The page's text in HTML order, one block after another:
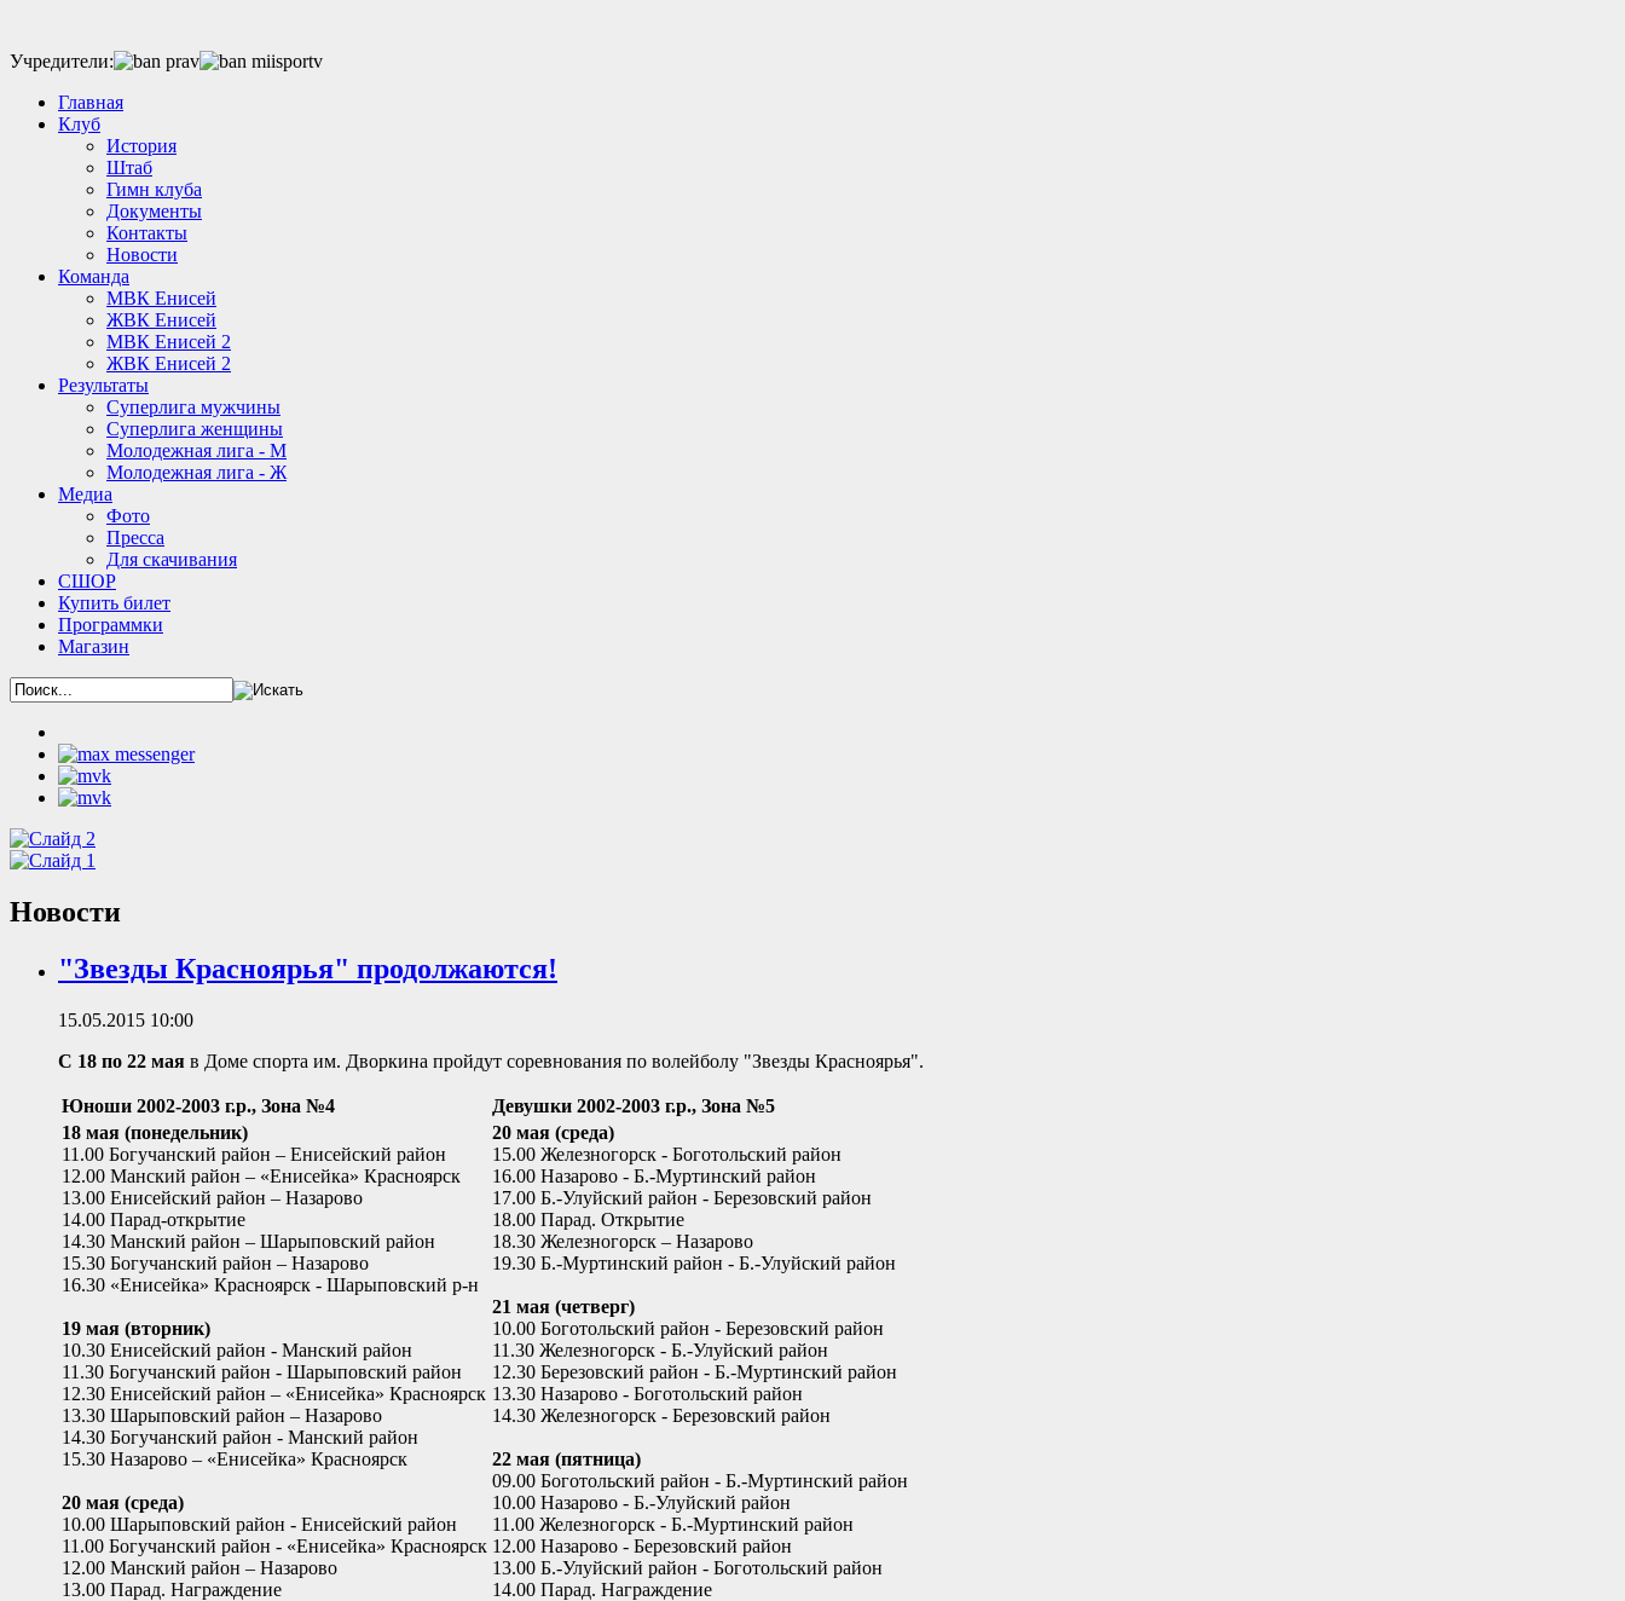
Учредители:
Главная
Клуб
История
Штаб
Гимн клуба
Документы
Контакты
Новости
Команда
МВК Енисей
ЖВК Енисей
МВК Енисей 2
ЖВК Енисей 2
Результаты
Суперлига мужчины
Суперлига женщины
Молодежная лига - М
Молодежная лига - Ж
Медиа
Фото
Пресса
Для скачивания
СШОР
Купить билет
Программки
Магазин
Новости
"Звезды Красноярья" продолжаются!
15.05.2015 10:00
С 18 по 22 мая в Доме спорта им. Дворкина пройдут соревнования по волейболу "Звезды Красноярья".
Юноши 2002-2003 г.р., Зона №4
Девушки 2002-2003 г.р., Зона №5
18 мая (понедельник)
11.00 Богучанский район – Енисейский район
12.00 Манский район – «Енисейка» Красноярск
13.00 Енисейский район – Назарово
14.00 Парад-открытие
14.30 Манский район – Шарыповский район
15.30 Богучанский район – Назарово
16.30 «Енисейка» Красноярск - Шарыповский р-н
19 мая (вторник)
10.30 Енисейский район - Манский район
11.30 Богучанский район - Шарыповский район
12.30 Енисейский район – «Енисейка» Красноярск
13.30 Шарыповский район – Назарово
14.30 Богучанский район - Манский район
15.30 Назарово – «Енисейка» Красноярск
20 мая (среда)
10.00 Шарыповский район - Енисейский район
11.00 Богучанский район - «Енисейка» Красноярск
12.00 Манский район – Назарово
13.00 Парад. Награждение
20 мая (среда)
15.00 Железногорск - Боготольский район
16.00 Назарово - Б.-Муртинский район
17.00 Б.-Улуйский район - Березовский район
18.00 Парад. Открытие
18.30 Железногорск – Назарово
19.30 Б.-Муртинский район - Б.-Улуйский район
21 мая (четверг)
10.00 Боготольский район - Березовский район
11.30 Железногорск - Б.-Улуйский район
12.30 Березовский район - Б.-Муртинский район
13.30 Назарово - Боготольский район
14.30 Железногорск - Березовский район
22 мая (пятница)
09.00 Боготольский район - Б.-Муртинский район
10.00 Назарово - Б.-Улуйский район
11.00 Железногорск - Б.-Муртинский район
12.00 Назарово - Березовский район
13.00 Б.-Улуйский район - Боготольский район
14.00 Парад. Награждение